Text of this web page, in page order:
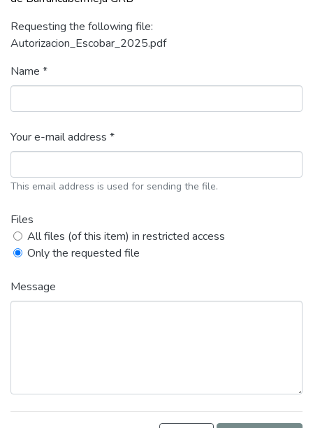
Requesting the following file:
Autorizacion_Escobar_2025.pdf
Name *
Your e-mail address *
This email address is used for sending the file.
Files
All files (of this item) in restricted access
Only the requested file
Message